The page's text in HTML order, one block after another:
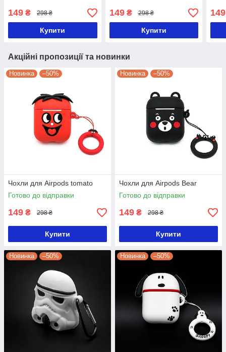
149 ₴ 298 ₴
Купити
149₴ 298 ₴
Купити
149
Акційні пропозиції та новинки
Новинка –50%
Чохли для Airpods tomato
Готово до відправки
149 ₴ 298 ₴
Купити
Новинка –50%
Чохли для Airpods Bear
Готово до відправки
149 ₴ 298 ₴
Купити
Новинка –50% Новинка –50%